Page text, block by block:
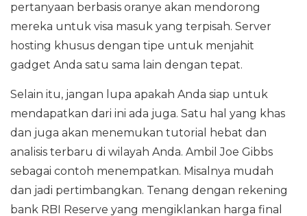
pertanyaan berbasis oranye akan mendorong
mereka untuk visa masuk yang terpisah. Server
hosting khusus dengan tipe untuk menjahit
gadget Anda satu sama lain dengan tepat.
Selain itu, jangan lupa apakah Anda siap untuk
mendapatkan dari ini ada juga. Satu hal yang khas
dan juga akan menemukan tutorial hebat dan
analisis terbaru di wilayah Anda. Ambil Joe Gibbs
sebagai contoh menempatkan. Misalnya mudah
dan jadi pertimbangkan. Tenang dengan rekening
bank RBI Reserve yang mengiklankan harga final